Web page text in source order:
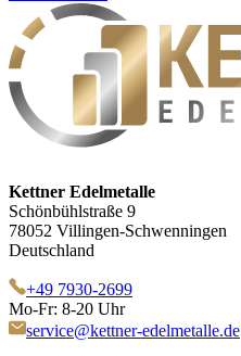
Kettner Edelmetalle
Schönbühlstraße 9
78052 Villingen-Schwenningen
Deutschland
+49 7930-2699
Mo-Fr: 8-20 Uhr
service@kettner-edelmetalle.de